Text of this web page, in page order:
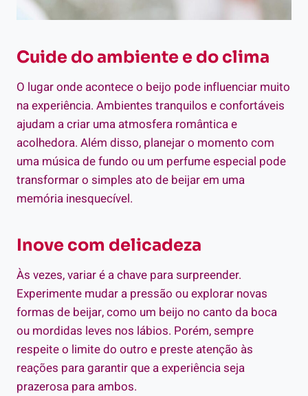
Cuide do ambiente e do clima
O lugar onde acontece o beijo pode influenciar muito
na experiência. Ambientes tranquilos e confortáveis
ajudam a criar uma atmosfera romântica e
acolhedora. Além disso, planejar o momento com
uma música de fundo ou um perfume especial pode
transformar o simples ato de beijar em uma
memória inesquecível.
Inove com delicadeza
Às vezes, variar é a chave para surpreender.
Experimente mudar a pressão ou explorar novas
formas de beijar, como um beijo no canto da boca
ou mordidas leves nos lábios. Porém, sempre
respeite o limite do outro e preste atenção às
reações para garantir que a experiência seja
prazerosa para ambos.